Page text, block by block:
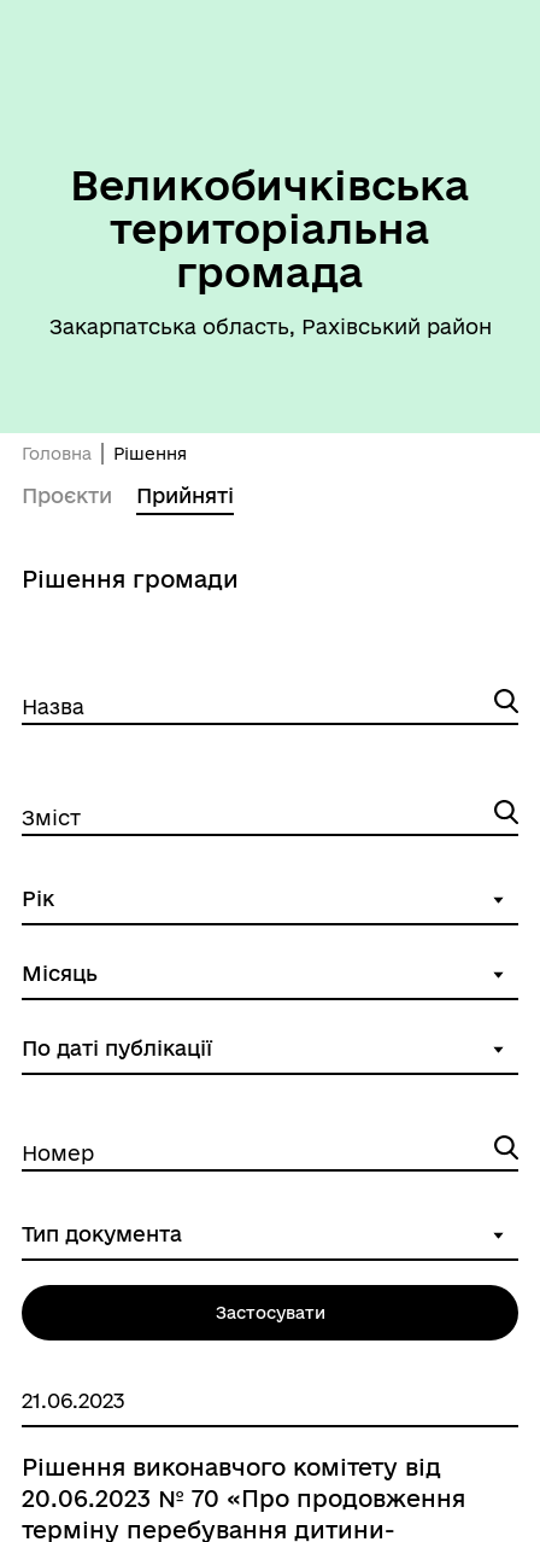
Великобичківська
територіальна
громада
Закарпатська область, Рахівський район
Головна Рішення
Проєкти Прийняті
Рішення громади
21.06.2023
Рішення виконавчого комітету від
20.06.2023 № 70 «Про продовження
терміну перебування дитини-
Назва
Зміст
Номер
Застосувати